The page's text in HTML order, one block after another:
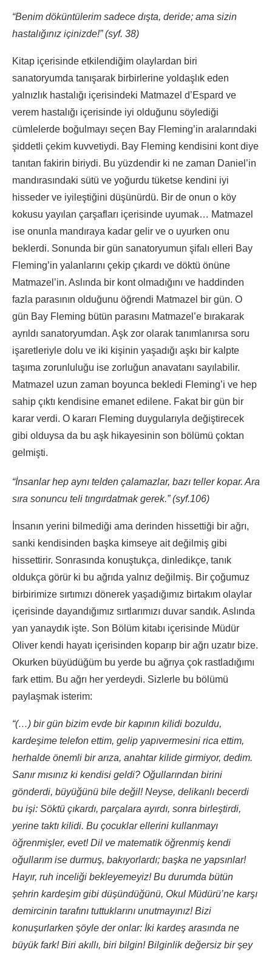
“Benim döküntülerim sadece dışta, deride; ama sizin
hastalığınız içinizde!” (syf. 38)
Kitap içerisinde etkilendiğim olaylardan biri
sanatoryumda tanışarak birbirlerine yoldaşlık eden
yalnızlık hastalığı içerisindeki Matmazel d’Espard ve
verem hastalığı içerisinde iyi olduğunu söylediği
cümlelerde boğulmayı seçen Bay Fleming’in aralarındaki
şiddetli çekim kuvvetiydi. Bay Fleming kendisini kont diye
tanıtan fakirin biriydi. Bu yüzdendir ki ne zaman Daniel’in
mandırasındaki sütü ve yoğurdu tüketse kendini iyi
hisseder ve iyileştiğini düşünürdü. Bir de onun o köy
kokusu yayılan çarşafları içerisinde uyumak… Matmazel
ise onunla mandıraya kadar gelir ve o uyurken onu
beklerdi. Sonunda bir gün sanatoryumun şifalı elleri Bay
Fleming’in yalanlarını çekip çıkardı ve döktü önüne
Matmazel’in. Aslında bir kont olmadığını ve haddinden
fazla parasının olduğunu öğrendi Matmazel bir gün. O
gün Bay Fleming bütün parasını Matmazel’e bırakarak
ayrıldı sanatoryumdan. Aşk zor olarak tanımlanırsa soru
işaretleriyle dolu ve iki kişinin yaşadığı aşkı bir kalpte
taşıma zorunluluğu ise zorluğun anavatanı sayılabilir.
Matmazel uzun zaman boyunca bekledi Fleming’i ve hep
sahip çıktı kendisine emanet edilene. Fakat bir gün bir
karar verdi. O kararı Fleming duygularıyla değiştirecek
gibi olduysa da bu aşk hikayesinin son bölümü çoktan
gelmişti.
“İnsanlar hep aynı telden çalamazlar, bazı teller kopar. Ara
sıra sonuncu teli tıngırdatmak gerek.” (syf.106)
İnsanın yerini bilmediği ama derinden hissettiği bir ağrı,
sanki kendisinden başka kimseye ait değilmiş gibi
hissettirir. Sonrasında konuştukça, dinledikçe, tanık
oldukça görür ki bu ağrıda yalnız değilmiş. Bir çoğumuz
birbirimize sırtımızı dönerek yaşadığımız birtakım olaylar
içerisinde dayandığımız sırtlarımızı duvar sandık. Aslında
yan yanaydık işte. Son Bölüm kitabı içerisinde Müdür
Oliver kendi hayatı içerisinden koparıp bir ağrı uzatır bize.
Okurken büyüdüğüm bu yerde bu ağrıya çok rastladığımı
fark ettim. Bu ağrı her yerdeydi. Sizlerle bu bölümü
paylaşmak isterim:
“(…) bir gün bizim evde bir kapının kilidi bozuldu,
kardeşime telefon ettim, gelip yapıvermesini rica ettim,
herhalde önemli bir arıza, anahtar kilide girmiyor, dedim.
Sanır mısınız ki kendisi geldi? Oğullarından birini
gönderdi, büyüğünü bile değil! Neyse, delikanlı becerdi
bu işi: Söktü çıkardı, parçalara ayırdı, sonra birleştirdi,
yerine taktı kilidi. Bu çocuklar ellerini kullanmayı
öğrenmişler, evet! Dil ve matematik öğrenmiş kendi
oğullarım ise durmuş, bakıyorlardı; başka ne yapsınlar!
Hayır, ruh inceliği bekleyemeyiz! Bu durumda bütün
şehrin kardeşim gibi düşündüğünü, Okul Müdürü’ne karşı
demircinin tarafını tuttuklarını unutmayınız! Bizi
konuşurlarken şöyle der onlar: İki kardeş arasında ne
büyük fark! Biri akıllı, biri bilgin! Bilginlik değersiz bir şey